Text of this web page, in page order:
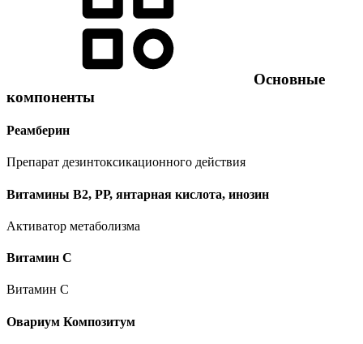
Основные
компоненты
Реамберин
Препарат дезинтоксикационного действия
Витамины В2, РР, янтарная кислота, инозин
Активатор метаболизма
Витамин C
Витамин C
Овариум Композитум